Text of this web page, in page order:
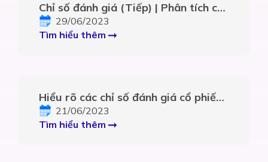
Chỉ số đánh giá (Tiếp) | Phân tích chỉ
số tài chính – Phần 6
29/06/2023
Tìm hiểu thêm
Hiểu rõ các chỉ số đánh giá cổ phiếu
trong đầu tư
21/06/2023
Tìm hiểu thêm